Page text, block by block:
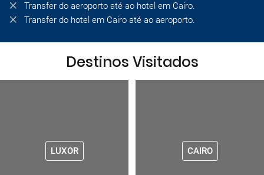
Transfer do aeroporto até ao hotel em Cairo.
Transfer do hotel em Cairo até ao aeroporto.
Destinos Visitados
LUXOR CAIRO